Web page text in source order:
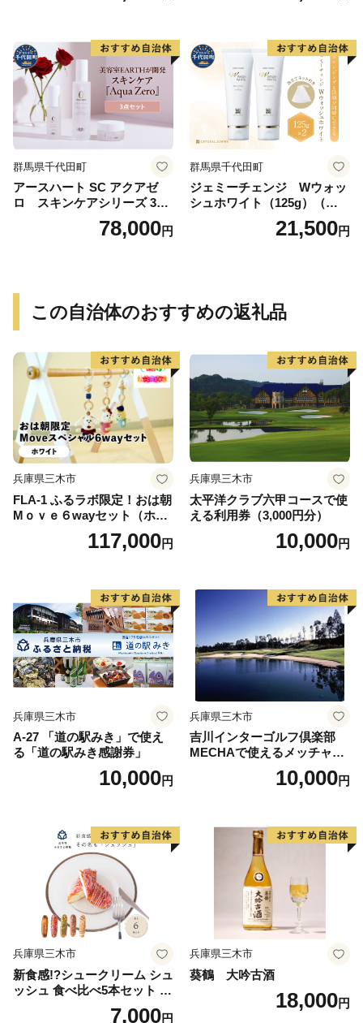
群馬県千代田町
アースハート SC アクアゼ
ロ スキンケアシリーズ 3点
78,000円
群馬県千代田町
ジェミーチェンジ Wウォッ
シュホワイト（125g）（泡立
てネット付）×2本 群馬県 千
21,500円
この自治体のおすすめの返礼品
兵庫県三木市
FLA-1 ふるラボ限定！おは朝
Mｏｖｅ６wayセット（ホワ
117,000円
兵庫県三木市
太平洋クラブ六甲コースで使
える利用券（3,000円分）
10,000円
兵庫県三木市
A-27 「道の駅みき」で使え
る「道の駅みき感謝券」
10,000円
兵庫県三木市
吉川インターゴルフ倶楽部
MECHAで使えるメッチャマ
ネー（3,000円分）10,000円
兵庫県三木市
新食感!?シュークリーム シュ
ッシュ 食べ比べ5本セット シ
ューアイス お試し 抹茶ミル
7,000円
兵庫県三木市
葵鶴 大吟古酒
18,000円